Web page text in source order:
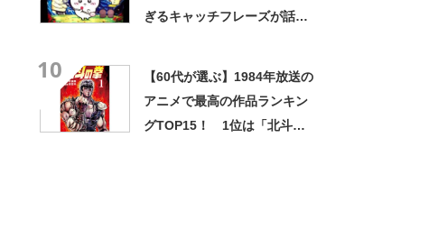
ぎるキャッチフレーズが話
10
【60代が選ぶ】1984年放送の
アニメで最高の作品ランキン
グTOP15！ 1位は「北斗の